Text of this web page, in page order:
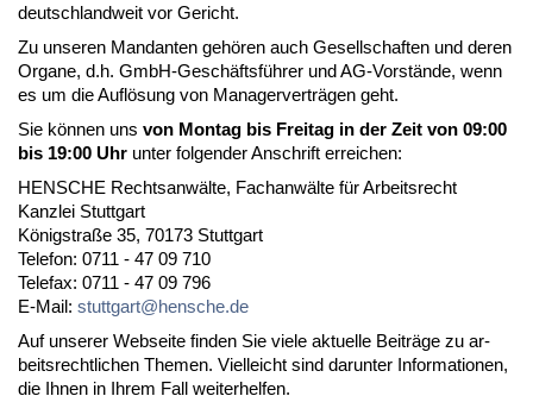
deutsch­land­weit vor Ge­richt.
Zu un­se­ren Man­dan­ten gehören auch Ge­sell­schaf­ten und de­ren
Or­ga­ne, d.h. GmbH-Geschäftsführer und AG-Vorstände, wenn
es um die Auflösung von Ma­na­ger­verträgen geht.
Sie können uns von Mon­tag bis Frei­tag in der Zeit von 09:00
bis 19:00 Uhr un­ter fol­gen­der An­schrift er­rei­chen:
HENSCHE Rechts­anwälte, Fach­anwälte für Ar­beits­recht
Kanz­lei Stutt­gart
König­s­traße 35, 70173 Stutt­gart
Te­le­fon: 0711 - 47 09 710
Te­le­fax: 0711 - 47 09 796
E-Mail: stutt­gart@hen­sche.de
Auf un­se­rer Web­sei­te fin­den Sie vie­le ak­tu­el­le Beiträge zu ar­
beits­recht­li­chen The­men. Viel­leicht sind dar­un­ter In­for­ma­tio­nen,
die Ih­nen in Ih­rem Fall wei­ter­hel­fen.